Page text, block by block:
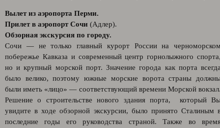
Вылет из аэропорта Перми.
Прилет в аэропорт Сочи (Адлер).
Обзорная экскурсия по городу.
Сочи — не только главный курорт России на
побережье Кавказа и современный центр горнолыжного
но и крупный морской порт. Значение города как порта
было велико, поэтому южные морские ворота страны
были иметь «лицо» — соответствующий времени Морской
Решение о строительстве нового здания порта, который
увидите в ходе обзорной экскурсии, было принято Сталиным
последние годы его руководства страной. Также во